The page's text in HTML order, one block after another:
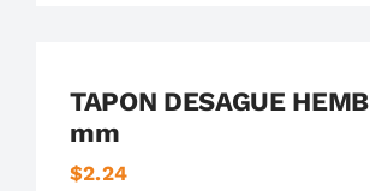
TAPON DESAGUE
mm
$2.24